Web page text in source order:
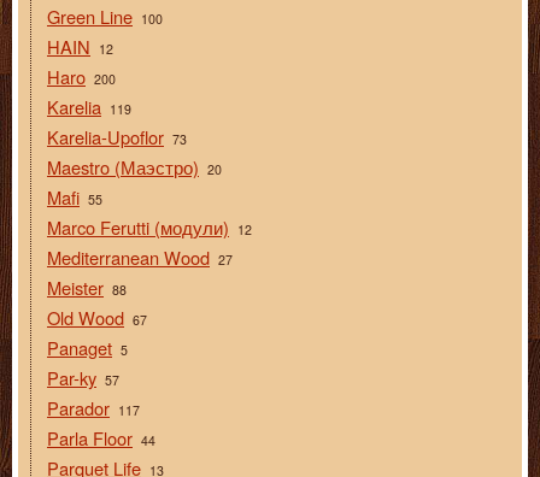
Green Line 100
HAIN 12
Haro 200
Karelia 119
Karelia-Upoflor 73
Maestro (Маэстро) 20
Mafi 55
Marco Ferutti (модули) 12
Mediterranean Wood 27
Meister 88
Old Wood 67
Panaget 5
Par-ky 57
Parador 117
Parla Floor 44
Parquet Life 13